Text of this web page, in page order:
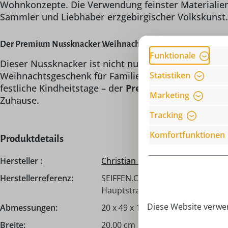
Wohnkonzepte. Die Verwendung feinster
Sammler und Liebhaber erzgebirgischer Volkskunst.
Der Premium Nussknacker Weihnachtsmann mit
Dieser Nussknacker ist nicht nur Dekoration,
Weihnachtsgeschenk für Familie oder Freunde,
festliche Kindheitstage – der Premium
Zuhause.
Produktdetails
Hersteller :
Christian Ulbricht
Herstellerreferenz:
SEIFFEN.COM by Nestler
Hauptstraße 132, 09548 Seiffen,
Abmessungen:
20 x 49 x 19 cm
Breite:
20,00 cm
Funktionale
Statistiken
Marketing
Tracking
Komfortfunktionen
Diese Website